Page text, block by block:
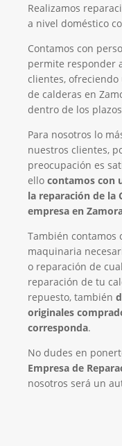
Realizamos
a nivel doméstico
Contamos con
permite responder
clientes,
de calderas en
dentro de los
Para nosotros lo
nuestros clientes,
preocupación es
ello contamos con
la reparación de la
empresa en
También contamos
maquinaria
o reparación de
reparación de tu
repuesto, también
originales
corresponda.
No dudes en
Empresa de
nosotros será un